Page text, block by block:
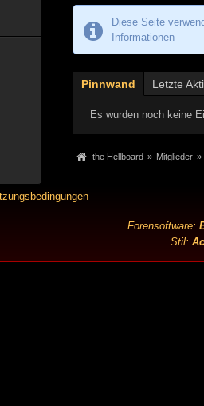
Diese Seite
Informationen
Pinnwand Letzte
Es wurden noch keine
the Hellboard » Mitglieder »
Forensoftware:
Stil: